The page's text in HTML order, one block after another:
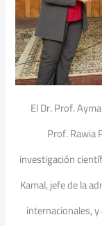
El Dr. Prof.
Prof. Rawia
investigación
Kamal, jefe de la
internacionales,